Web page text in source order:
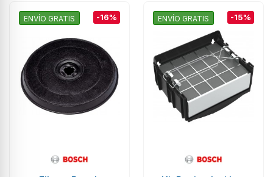
ENVÍO GRATIS -16% ENVÍO GRATIS -15%